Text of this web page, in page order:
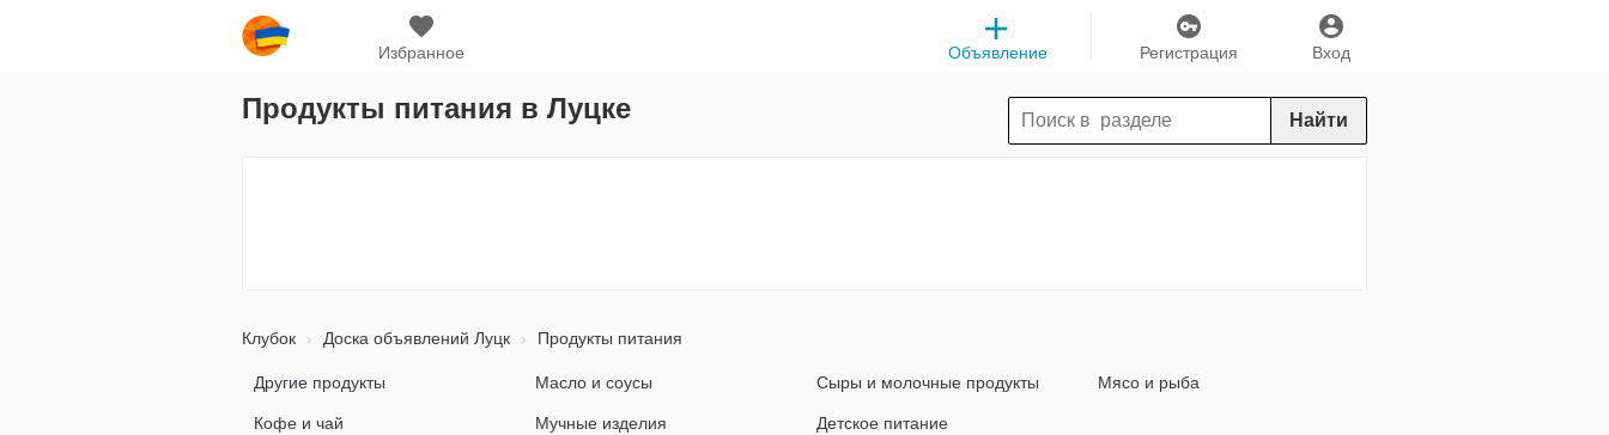
Избранное Вход
Регистрация
Объявление
Продукты питания в Луцке Найти
Клубок Доска объявлений Луцк Продукты питания
Другие продукты Масло и соусы Сыры и молочные продукты Мясо и рыба
Кофе и чай Мучные изделия Детское питание